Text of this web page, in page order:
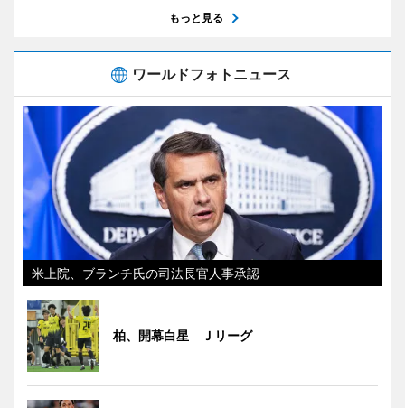
もっと見る
ワールドフォトニュース
米上院、ブランチ氏の司法長官人事承認
柏、開幕白星 Ｊリーグ